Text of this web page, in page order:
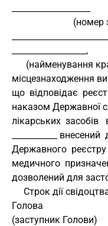
__________________,
місцезнаходження
що  відповідає
наказом Державної
лікарських  засобів
___________ внесений
Державного  реєстру
медичного
дозволений для
Строк дії
Голова
(заступник Голови)